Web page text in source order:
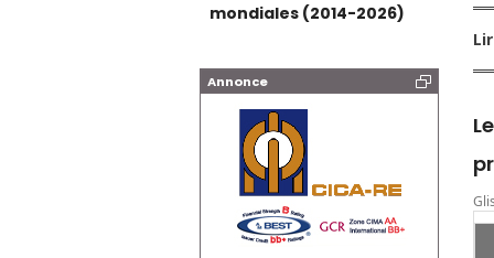
mondiales (2014-2026)
Annonce